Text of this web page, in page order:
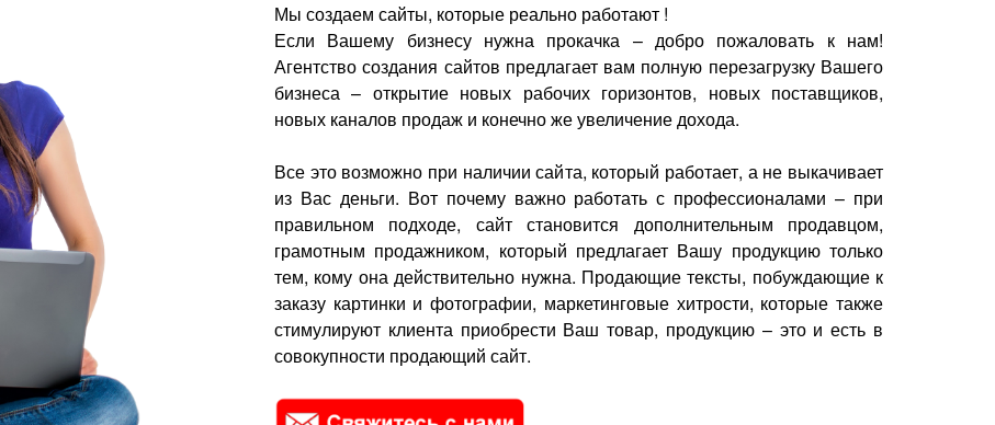
Мы создаем сайты, которые реально работают !
Если Вашему бизнесу нужна прокачка – добро пожаловать к нам!
Агентство создания сайтов предлагает вам полную перезагрузку Вашего
бизнеса – открытие новых рабочих горизонтов, новых поставщиков,
новых каналов продаж и конечно же увеличение дохода.
Все это возможно при наличии сайта, который работает, а не выкачивает
из Вас деньги. Вот почему важно работать с профессионалами – при
правильном подходе, сайт становится дополнительным продавцом,
грамотным продажником, который предлагает Вашу продукцию только
тем, кому она действительно нужна. Продающие тексты, побуждающие к
заказу картинки и фотографии, маркетинговые хитрости, которые также
стимулируют клиента приобрести Ваш товар, продукцию – это и есть в
совокупности продающий сайт.